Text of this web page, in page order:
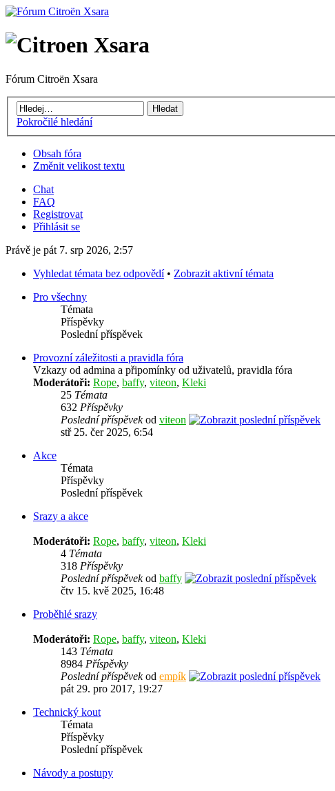
Fórum Citroën Xsara
Pokročilé hledání
Obsah fóra
Změnit velikost textu
Chat
FAQ
Registrovat
Přihlásit se
Právě je pát 7. srp 2026, 2:57
Vyhledat témata bez odpovědí • Zobrazit aktivní témata
Pro všechny
Témata
Příspěvky
Poslední příspěvek
Provozní záležitosti a pravidla fóra
Vzkazy od admina a připomínky od uživatelů, pravidla fóra
Moderátoři: Rope, baffy, viteon, Kleki
25 Témata
632 Příspěvky
Poslední příspěvekod viteon
stř 25. čer 2025, 6:54
Akce
Témata
Příspěvky
Poslední příspěvek
Srazy a akce
Moderátoři: Rope, baffy, viteon, Kleki
4 Témata
318 Příspěvky
Poslední příspěvekod baffy
čtv 15. kvě 2025, 16:48
Proběhlé srazy
Moderátoři: Rope, baffy, viteon, Kleki
143 Témata
8984 Příspěvky
Poslední příspěvekod empík
pát 29. pro 2017, 19:27
Technický kout
Témata
Příspěvky
Poslední příspěvek
Návody a postupy